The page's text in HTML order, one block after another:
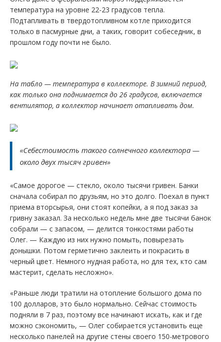
температура на уровне 22-23 градусов тепла.
Подтапливать в твердотопливном котле приходится
только в пасмурные дни, а таких, говорит собеседник, в
прошлом году почти не было.
На табло — температура в коллекторе. В зимний период,
как только она поднимается до 26 градусов, включается
вентилятор, а коллектор начинает отапливать дом.
«Себестоимость такого солнечного коллектора —
около двух тысяч гривен»
«Самое дорогое — стекло, около тысячи гривен. Банки
сначала собирал по друзьям, но это долго. Поехал в пункт
приема вторсырья, они стоят копейки, а я под заказ за
гривну заказал. За несколько недель мне две тысячи банок
собрали — с запасом, — делится тонкостями работы
Олег. — Каждую из них нужно помыть, повырезать
донышки. Потом герметично заклеить и покрасить в
черный цвет. Немного нудная работа, но для тех, кто сам
мастерит, сделать несложно».
«Раньше люди тратили на отопление большого дома по
100 долларов, это было нормально. Сейчас стоимость
подняли в 7 раз, поэтому все начинают искать, как и где
можно сэкономить, — Олег собирается установить еще
несколько панелей на другие стены своего 150-метрового